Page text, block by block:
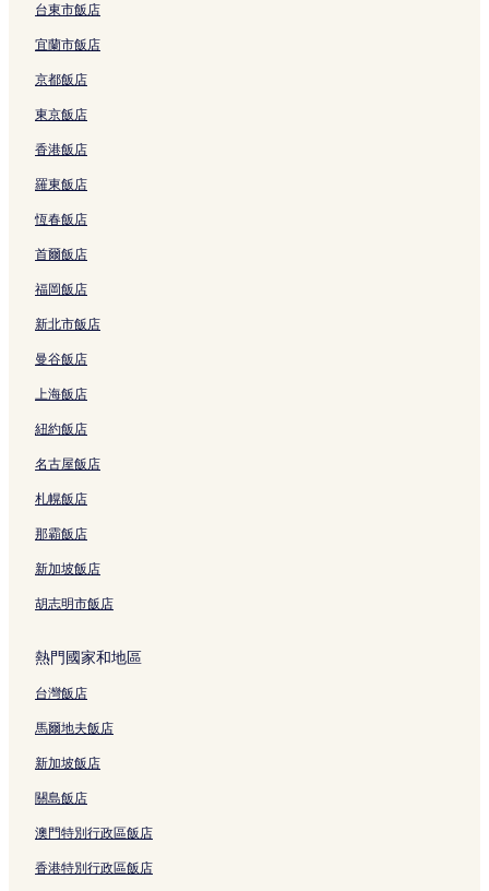
的
連
結
ơ
n
的
連
結
P
A
R
T
M
E
T
連
結
的
連
結
台東市飯店
宜蘭市飯店
京都飯店
東京飯店
香港飯店
羅東飯店
恆春飯店
首爾飯店
福岡飯店
新北市飯店
曼谷飯店
上海飯店
紐約飯店
名古屋飯店
札幌飯店
那霸飯店
新加坡飯店
胡志明市飯店
熱門國家和地區
台灣飯店
馬爾地夫飯店
新加坡飯店
關島飯店
澳門特別行政區飯店
香港特別行政區飯店